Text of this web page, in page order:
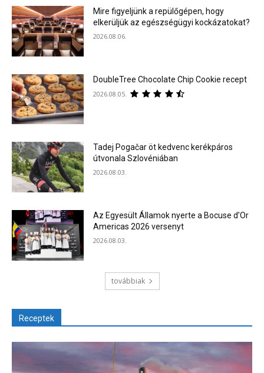
Mire figyeljünk a repülőgépen, hogy
elkerüljük az egészségügyi kockázatokat?
2026.08.06.
DoubleTree Chocolate Chip Cookie recept
2026.08.05.
Tadej Pogačar öt kedvenc kerékpáros
útvonala Szlovéniában
2026.08.03.
Az Egyesült Államok nyerte a Bocuse d’Or
Americas 2026 versenyt
2026.08.03.
továbbiak
Receptek